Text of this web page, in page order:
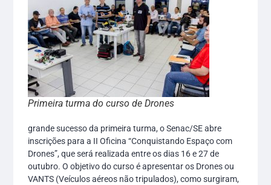
Primeira turma do curso de Drones
grande sucesso da primeira turma, o Senac/SE abre
inscrições para a II Oficina “Conquistando Espaço com
Drones”, que será realizada entre os dias 16 e 27 de
outubro. O objetivo do curso é apresentar os Drones ou
VANTS (Veículos aéreos não tripulados), como surgiram,